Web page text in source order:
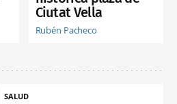
Ciutat Vella
Rubén Pacheco
SALUD